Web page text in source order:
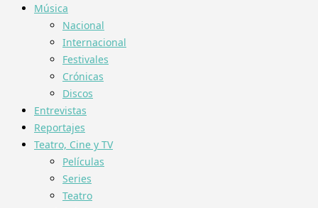
Música
Nacional
Internacional
Festivales
Crónicas
Discos
Entrevistas
Reportajes
Teatro, Cine y TV
Películas
Series
Teatro